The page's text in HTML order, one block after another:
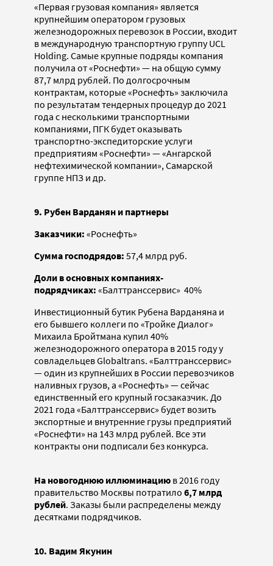
«Первая грузовая компания» является
крупнейшим оператором грузовых
железнодорожных перевозок в России, входит
в международную транспортную группу UCL
Holding. Самые крупные подряды компания
получила от «Роснефти» — на общую сумму
87,7 млрд рублей. По долгосрочным
контрактам, которые «Роснефть» заключила
по результатам тендерных процедур до 2021
года с несколькими транспортными
компаниями, ПГК будет оказывать
транспортно-экспедиторские услуги
предприятиям «Роснефти» — «Ангарской
нефтехимической компании», Самарской
группе НПЗ и др.
9. Рубен Варданян и партнеры
Заказчики: «Роснефть»
Сумма господрядов: 57,4 млрд руб.
Доли в основных компаниях-
подрядчиках: «Балттранссервис» 40%
Инвестиционный бутик Рубена Варданяна и
его бывшего коллеги по «Тройке Диалог»
Михаила Бройтмана купил 40%
железнодорожного оператора в 2015 году у
совладельцев Globaltrans. «Балттранссервис»
— один из крупнейших в России перевозчиков
наливных грузов, а «Роснефть» — сейчас
единственный его крупный госзаказчик. До
2021 года «Балттранссервис» будет возить
экспортные и внутренние грузы предприятий
«Роснефти» на 143 млрд рублей. Все эти
контракты они подписали без конкурса.
На новогоднюю иллюминацию в 2016 году
правительство Москвы потратило 6,7 млрд
рублей. Заказы были распределены между
десятками подрядчиков.
10. Вадим Якунин